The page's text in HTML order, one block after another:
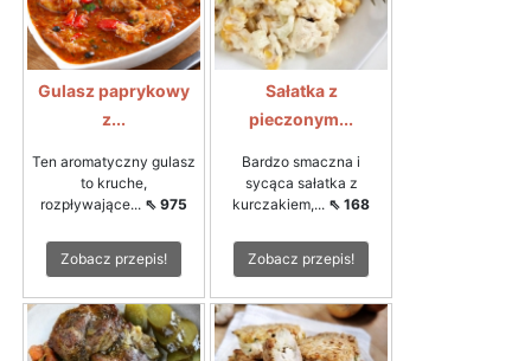
Gulasz paprykowy
z...
Ten aromatyczny gulasz
to kruche,
rozpływające... ⇖ 975
Zobacz przepis!
Sałatka z
pieczonym...
Bardzo smaczna i
sycąca sałatka z
kurczakiem,... ⇖ 168
Zobacz przepis!